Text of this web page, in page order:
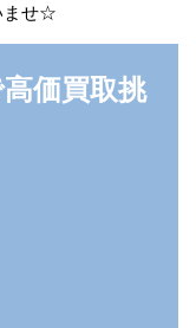
ませ☆
価買取挑